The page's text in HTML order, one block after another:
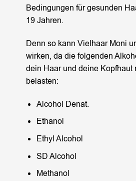
Bedingungen für gesunden
19 Jahren.
Denn so kann Vielhaar Moni
wirken, da die folgenden
dein Haar und deine Kopfhaut
belasten:
Alcohol Denat.
Ethanol
Ethyl Alcohol
SD Alcohol
Methanol